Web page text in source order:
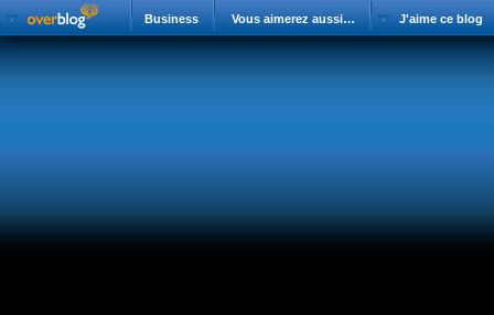
Business Vous aimerez aussi… J'aime ce blog